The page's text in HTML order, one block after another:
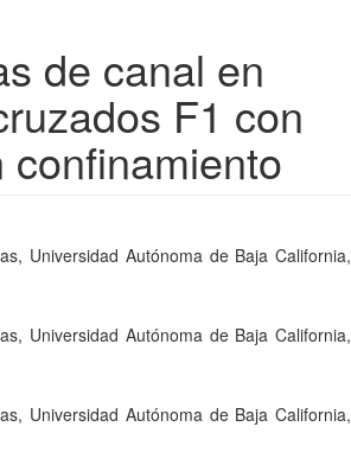
de canal en
F1 con
Universidad Autónoma de Baja California,
Universidad Autónoma de Baja California,
Universidad Autónoma de Baja California,